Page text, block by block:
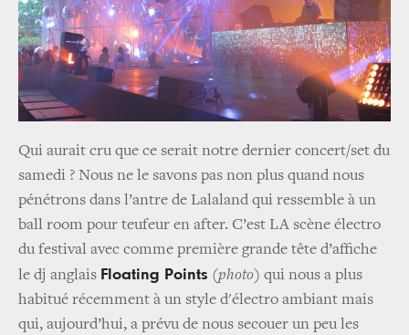
Qui aurait cru que ce serait notre dernier concert/set du
samedi ? Nous ne le savons pas non plus quand nous
pénétrons dans l’antre de Lalaland qui ressemble à un
ball room pour teufeur en after. C’est LA scène électro
du festival avec comme première grande tête d’affiche
le dj anglais Floating Points (photo) qui nous a plus
habitué récemment à un style d'électro ambiant mais
qui, aujourd’hui, a prévu de nous secouer un peu les